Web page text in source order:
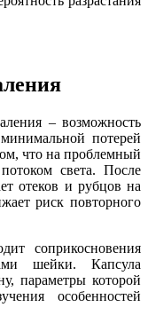
– возможность
потерей
что на проблемный
света. После
отеков и рубцов на
риск повторного
соприкосновения
шейки. Капсула
параметры которой
особенностей